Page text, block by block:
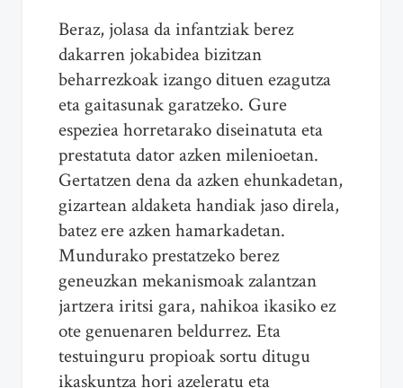
Beraz, jolasa da infantziak berez
dakarren jokabidea bizitzan
beharrezkoak izango dituen ezagutza
eta gaitasunak garatzeko. Gure
espeziea horretarako diseinatuta eta
prestatuta dator azken milenioetan.
Gertatzen dena da azken ehunkadetan,
gizartean aldaketa handiak jaso direla,
batez ere azken hamarkadetan.
Mundurako prestatzeko berez
geneuzkan mekanismoak zalantzan
jartzera iritsi gara, nahikoa ikasiko ez
ote genuenaren beldurrez. Eta
testuinguru propioak sortu ditugu
ikaskuntza hori azeleratu eta